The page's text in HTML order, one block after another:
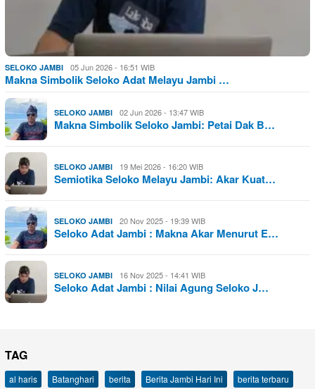
SELOKO JAMBI 05 Jun 2026 - 16:51 WIB
Makna Simbolik Seloko Adat Melayu Jambi …
SELOKO JAMBI 02 Jun 2026 - 13:47 WIB
Makna Simbolik Seloko Jambi: Petai Dak B…
SELOKO JAMBI 19 Mei 2026 - 16:20 WIB
Semiotika Seloko Melayu Jambi: Akar Kuat…
SELOKO JAMBI 20 Nov 2025 - 19:39 WIB
Seloko Adat Jambi : Makna Akar Menurut E…
SELOKO JAMBI 16 Nov 2025 - 14:41 WIB
Seloko Adat Jambi : Nilai Agung Seloko J…
TAG
al haris Batanghari berita Berita Jambi Hari Ini
berita terbaru